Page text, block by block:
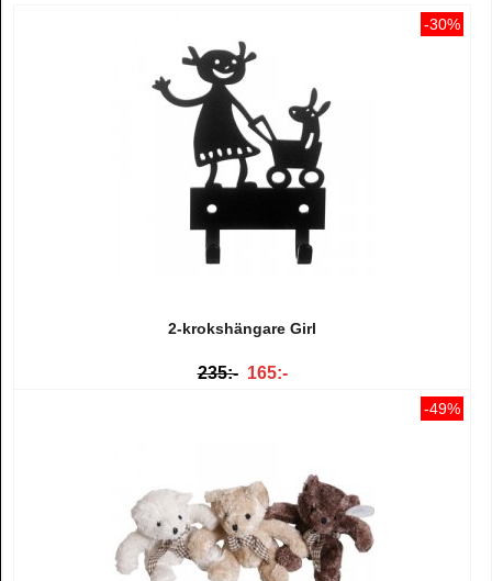
-30%
2-krokshängare Girl
235:- 165:-
-49%